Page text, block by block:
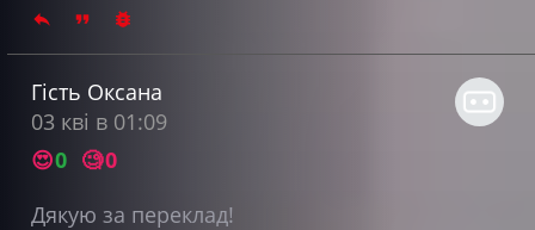
Гість Оксана
03 кві в 01:09
😍0 🧐0
Дякую за переклад!